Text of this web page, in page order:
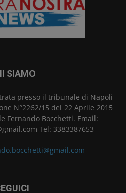
SIAMO
presso il tribunale di Napoli
N°2262/15 del 22 Aprile 2015
Fernando Bocchetti. Email:
Tel: 3383387653